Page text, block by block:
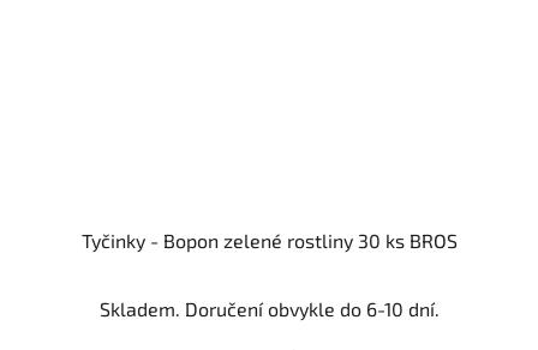
Tyčinky - Bopon zelené rostliny 30 ks BROS
Skladem. Doručení obvykle do 6-10 dní.